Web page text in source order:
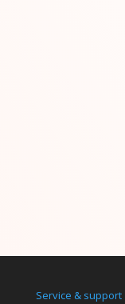
Service & support